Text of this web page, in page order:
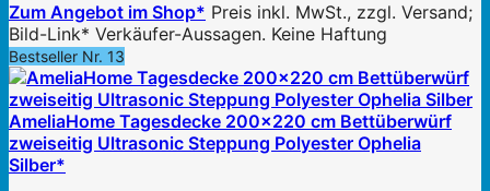
Zum Angebot im Shop* Preis inkl. MwSt., zzgl. Versand;
Bild-Link* Verkäufer-Aussagen. Keine Haftung
Bestseller Nr. 13
AmeliaHome Tagesdecke 200x220 cm Bettüberwürf
zweiseitig Ultrasonic Steppung Polyester Ophelia
Silber*